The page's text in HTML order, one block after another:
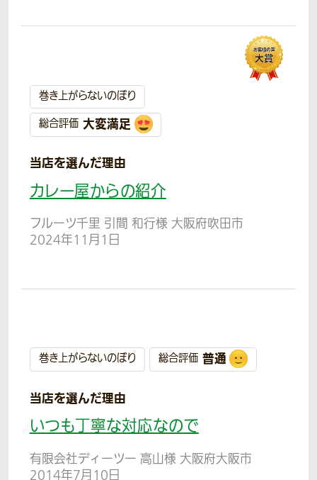
巻き上がらないのぼり
総合評価 大変満足
当店を選んだ理由
カレー屋からの紹介
フルーツ千里 引間 和行様 大阪府吹田市
2024年11月1日
巻き上がらないのぼり 総合評価 普通
当店を選んだ理由
いつも丁寧な対応なので
有限会社ディーツー 高山様 大阪府大阪市
2014年7月10日